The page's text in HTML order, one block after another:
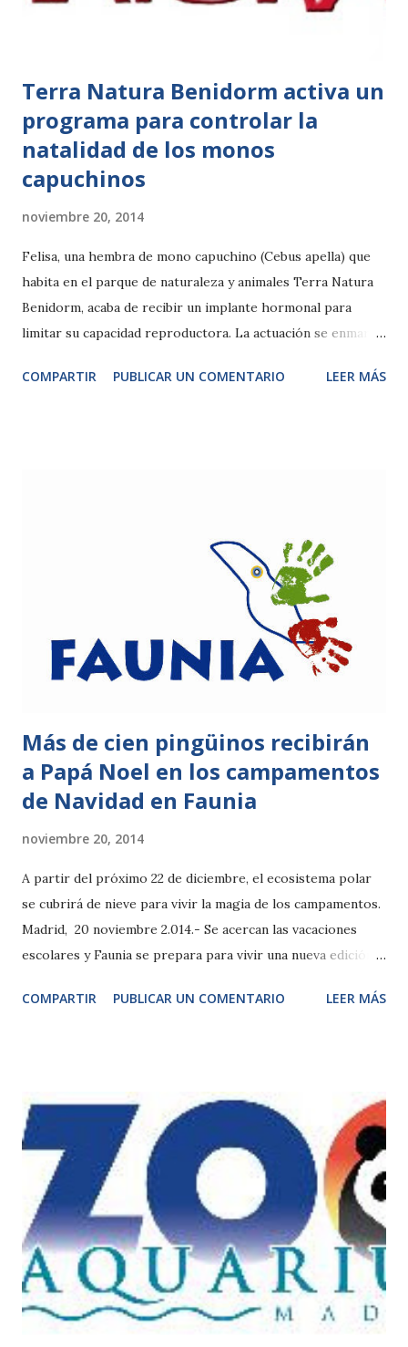
guirnaldas y una iluminación única. Rudolf y la fábrica de
Terra Natura Benidorm activa un
programa para controlar la
natalidad de los monos
capuchinos
noviembre 20, 2014
Felisa, una hembra de mono capuchino (Cebus apella) que
habita en el parque de naturaleza y animales Terra Natura
Benidorm, acaba de recibir un implante hormonal para
limitar su capacidad reproductora. La actuación se enmarca
el parque con esta especie, que desde que llegó a las
han tenido crías, que no están gestando y que no se
encuentran en periodo de lactancia. El implante utilizado es
una pieza cilíndrica de material biocompatible, con un
grosor que se aproxima al tamaño de un grano de arroz y
que apenas mide dos centímetros de largo. Los
veterinarios han incorporado el implante a través de una
COMPARTIR PUBLICAR UN COMENTARIO LEER MÁS
Más de cien pingüinos recibirán
a Papá Noel en los campamentos
de Navidad en Faunia
noviembre 20, 2014
A partir del próximo 22 de diciembre, el ecosistema polar
se cubrirá de nieve para vivir la magia de los campamentos.
Madrid, 20 noviembre 2.014.- Se acercan las vacaciones
escolares y Faunia se prepara para vivir una nueva edición
personaje muy especial al ecosistema Polar. El próximo 22
especiales para conocer de cerca a estas simpáticas aves
acuáticas. El Polo Sur de Faunia será la primera parada de
una ruta navideña en la que los más pequeños tendrán
ocasión de inaugurar el primer Belén de pingüinos formado
por más de 40 figuras de siete especies diferentes,
elaboradas en barro refractario, donde se recreará una
gran colonia en un ambiente típicamente navideño en el que
no faltará el tradicional nacimiento o los “Reyes de la
Antártida”. ...
COMPARTIR PUBLICAR UN COMENTARIO LEER MÁS